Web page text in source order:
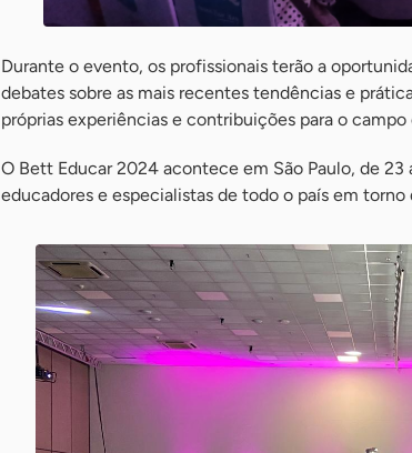
Durante o evento, os profissionais terão a
debates sobre as mais recentes tendências e
próprias experiências e contribuições para o campo
O Bett Educar 2024 acontece em São Paulo, de
educadores e especialistas de todo o país em